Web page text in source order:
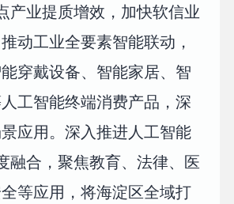
产业提质增效，加快软信业
动工业全要素智能联动，
穿戴设备、智能家居、智
工智能终端消费产品，深
应用。深入推进人工智能
融合，聚焦教育、法律、医
等应用，将海淀区全域打